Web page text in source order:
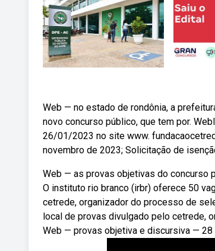
Web — no estado de rondônia, a
novo concurso público, que tem por.
26/01/2023 no site www.
novembro de 2023; Solicitação de
Web — as provas objetivas do concurso
O instituto rio branco (irbr) oferece 50
cetrede, organizador do processo de
local de provas divulgado pelo cetrede,
Web — provas objetiva e discursiva —